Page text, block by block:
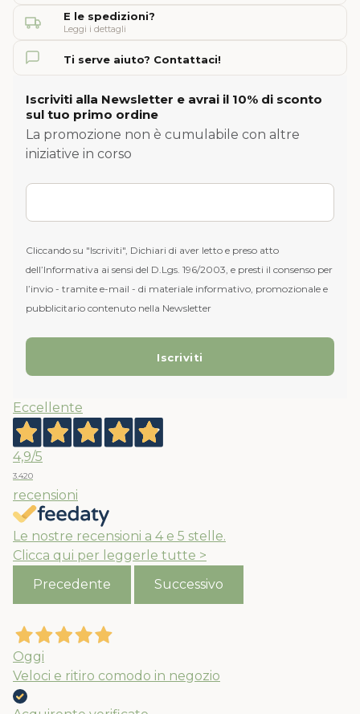
E le spedizioni?
Leggi i dettagli
Ti serve aiuto? Contattaci!
Iscriviti alla Newsletter e avrai il 10% di sconto
sul tuo primo ordine
La promozione non è cumulabile con altre
iniziative in corso
Cliccando su "Iscriviti", Dichiari di aver letto e preso atto
dell’Informativa ai sensi del D.Lgs. 196/2003, e presti il consenso per
l’invio - tramite e-mail - di materiale informativo, promozionale e
pubblicitario contenuto nella Newsletter
Eccellente
4,9/5
3.420
recensioni
Le nostre recensioni a 4 e 5 stelle.
Clicca qui per leggerle tutte >
Precedente
Successivo
Oggi
Veloci e ritiro comodo in negozio